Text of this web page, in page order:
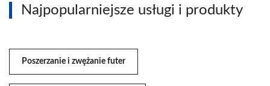
Najpopularniejsze usługi i produkty
Poszerzanie i zwężanie futer